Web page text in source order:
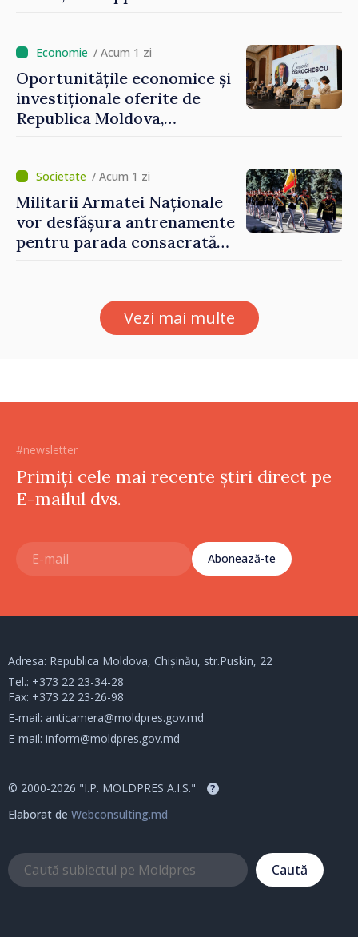
/ Acum 1 zi
Oportunitățile economice și
investiționale oferite de
Republica Moldova,
Forumul Diasporei
/ Acum 1 zi
Militarii Armatei Naționale
vor desfășura antrenamente
pentru parada consacrată
Vezi mai multe
#newsletter
Primiți cele mai recente știri direct pe
E-mailul dvs.
Abonează-te
Adresa: Republica Moldova, Chișinău, str.Puskin, 22
Tel.: +373 22 23-34-28
Fax: +373 22 23-26-98
E-mail: anticamera@moldpres.gov.md
E-mail: inform@moldpres.gov.md
© 2000-2026 "I.P. MOLDPRES A.I.S." ?
Elaborat de Webconsulting.md
Caută